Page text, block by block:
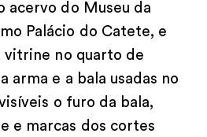
acervo do Museu da
Palácio do Catete, e
vitrine no quarto de
arma e a bala usadas no
o furo da bala,
e marcas dos cortes